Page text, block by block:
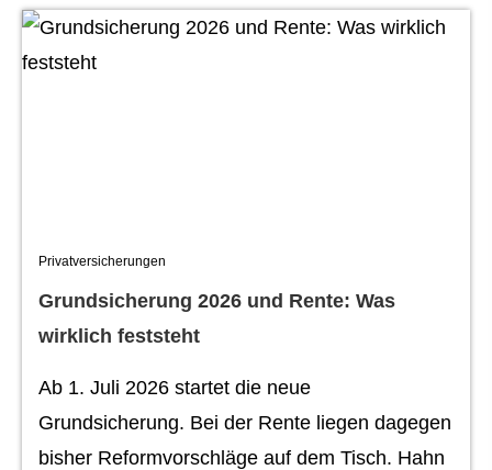
Privatversicherungen
Grundsicherung 2026 und Rente: Was
wirklich feststeht
Ab 1. Juli 2026 startet die neue
Grundsicherung. Bei der Rente liegen dagegen
bisher Reformvorschläge auf dem Tisch. Hahn